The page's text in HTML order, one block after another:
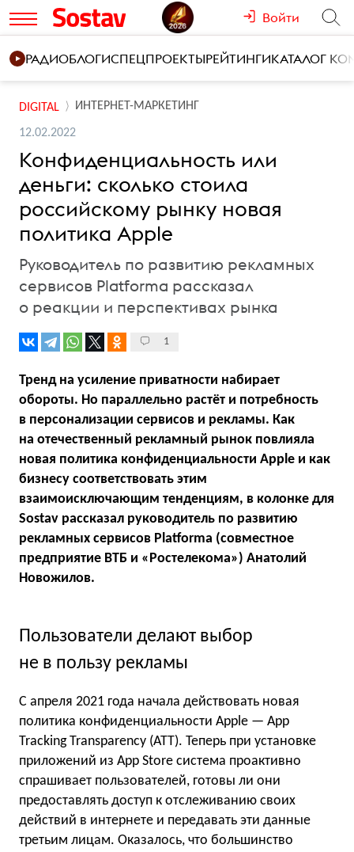
Войти
РАДИОБЛОГИСПЕЦПРОЕКТЫРЕЙТИНГИКАТАЛОГ
DIGITAL ИНТЕРНЕТ-МАРКЕТИНГ
12.02.2022
Конфиденциальность или
деньги: сколько стоила
российскому рынку новая
политика Apple
Руководитель по развитию рекламных
сервисов Platforma рассказал
о реакции и перспективах рынка
1
Тренд на усиление приватности набирает
обороты. Но параллельно растёт и потребность
в персонализации сервисов и рекламы. Как
на отечественный рекламный рынок повлияла
новая политика конфиденциальности Apple и как
бизнесу соответствовать этим
взаимоисключающим тенденциям, в колонке для
Sostav рассказал руководитель по развитию
рекламных сервисов Platforma (совместное
предприятие ВТБ и «Ростелекома») Анатолий
Новожилов.
Пользователи делают выбор
не в пользу рекламы
С апреля 2021 года начала действовать новая
политика конфиденциальности Apple — App
Tracking Transparency (ATT). Теперь при установке
приложений из App Store система проактивно
спрашивает пользователей, готовы ли они
предоставлять доступ к отслеживанию своих
действий в интернете и передавать эти данные
третьим лицам. Оказалось, что большинство